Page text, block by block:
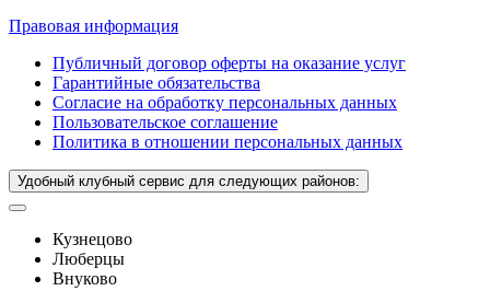
Правовая информация
Публичный договор оферты на оказание услуг
Гарантийные обязательства
Согласие на обработку персональных данных
Пользовательское соглашение
Политика в отношении персональных данных
Удобный клубный сервис для следующих районов:
Кузнецово
Люберцы
Внуково